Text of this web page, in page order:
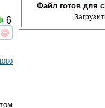
Файл готов для
интересует
6